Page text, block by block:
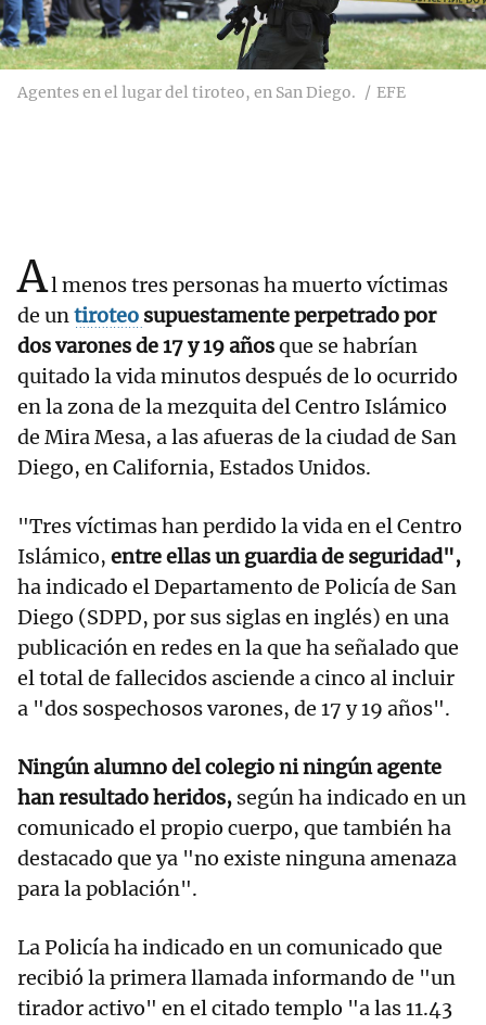
Agentes en el lugar del tiroteo, en San Diego. EFE
Al menos tres personas ha muerto víctimas
de untiroteo supuestamente perpetrado por
dos varones de 17 y 19 añosque se habrían
quitado la vida minutos después de lo ocurrido
en la zona de la mezquita del Centro Islámico
de Mira Mesa, a las afueras de la ciudad de San
Diego, en California, Estados Unidos.
"Tres víctimas han perdido la vida en el Centro
Islámico, entre ellas un guardia de seguridad",
ha indicado el Departamento de Policía de San
Diego (SDPD, por sus siglas en inglés) en una
publicación en redes en la que ha señalado que
el total de fallecidos asciende a cinco al incluir
a "dos sospechosos varones, de 17 y 19 años".
Ningún alumno del colegio ni ningún agente
han resultado heridos, según ha indicado en un
comunicado el propio cuerpo, que también ha
destacado que ya "no existe ninguna amenaza
para la población".
La Policía ha indicado en un comunicado que
recibió la primera llamada informando de "un
tirador activo" en el citado templo "a las 11.43